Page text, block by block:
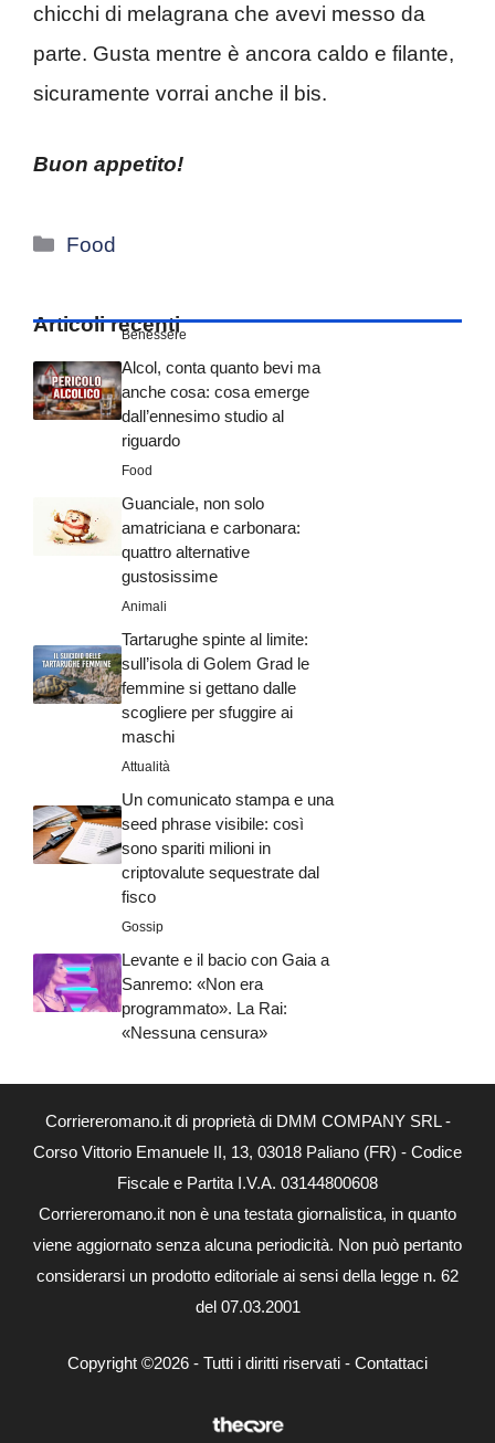
chicchi di melagrana che avevi messo da
parte. Gusta mentre è ancora caldo e filante,
sicuramente vorrai anche il bis.
Buon appetito!
Categorie
Food
Articoli recenti
Benessere
Alcol, conta quanto bevi ma
anche cosa: cosa emerge
dall’ennesimo studio al
riguardo
Food
Guanciale, non solo
amatriciana e carbonara:
quattro alternative
gustosissime
Animali
Tartarughe spinte al limite:
sull’isola di Golem Grad le
femmine si gettano dalle
scogliere per sfuggire ai
maschi
Attualità
Un comunicato stampa e una
seed phrase visibile: così
sono spariti milioni in
criptovalute sequestrate dal
fisco
Gossip
Levante e il bacio con Gaia a
Sanremo: «Non era
programmato». La Rai:
«Nessuna censura»
Corriereromano.it di proprietà di DMM COMPANY SRL -
Corso Vittorio Emanuele II, 13, 03018 Paliano (FR) - Codice
Fiscale e Partita I.V.A. 03144800608
Corriereromano.it non è una testata giornalistica, in quanto
viene aggiornato senza alcuna periodicità. Non può pertanto
considerarsi un prodotto editoriale ai sensi della legge n. 62
del 07.03.2001
Copyright ©2026 - Tutti i diritti riservati - Contattaci